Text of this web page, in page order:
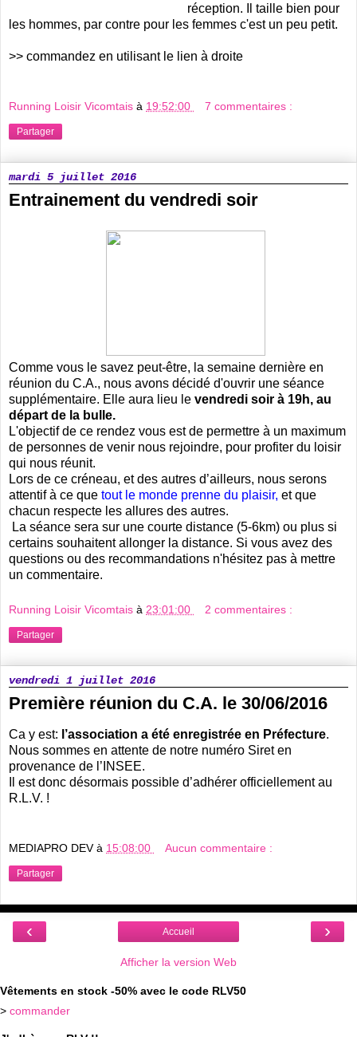
réception. Il taille bien pour
les hommes, par contre pour les femmes c'est un peu petit.
>> commandez en utilisant le lien à droite
Running Loisir Vicomtais à 19:52:00 7 commentaires :
Partager
mardi 5 juillet 2016
Entrainement du vendredi soir
Comme vous le savez peut-être, la semaine dernière en
réunion du C.A., nous avons décidé d'ouvrir une séance
supplémentaire. Elle aura lieu le vendredi soir à 19h, au
départ de la bulle.
L'objectif de ce rendez vous est de permettre à un maximum
de personnes de venir nous rejoindre, pour profiter du loisir
qui nous réunit.
Lors de ce créneau, et des autres d’ailleurs, nous serons
attentif à ce que tout le monde prenne du plaisir, et que
chacun respecte les allures des autres.
La séance sera sur une courte distance (5-6km) ou plus si
certains souhaitent allonger la distance. Si vous avez des
questions ou des recommandations n'hésitez pas à mettre
un commentaire.
Running Loisir Vicomtais à 23:01:00 2 commentaires :
Partager
vendredi 1 juillet 2016
Première réunion du C.A. le 30/06/2016
Ca y est: l’association a été enregistrée en Préfecture.
Nous sommes en attente de notre numéro Siret en
provenance de l’INSEE.
Il est donc désormais possible d’adhérer officiellement au
R.L.V. !
MEDIAPRO DEVà 15:08:00 Aucun commentaire :
Partager
‹ ›
Accueil
Afficher la version Web
Vêtements en stock -50% avec le code RLV50
> commander